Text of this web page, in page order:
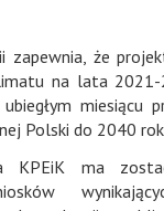
zapewnia, że
na lata
miesiącu
Polski do 2040
KPEiK ma